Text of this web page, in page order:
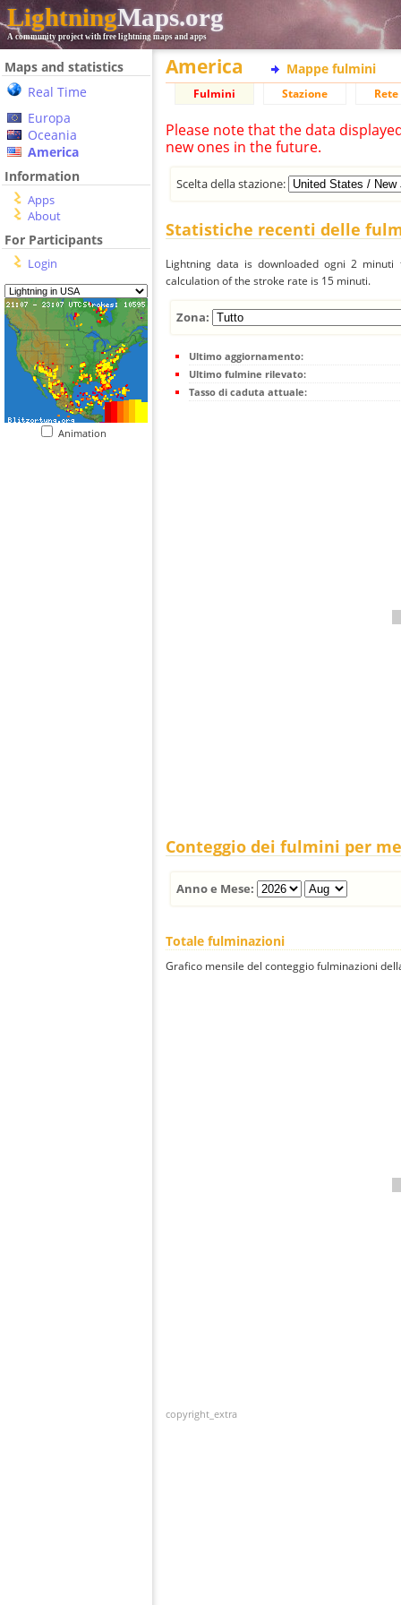
LightningMaps.org
A community project with free lightning maps and apps
Maps and statistics
Real Time
Europa
Oceania
America
Information
Apps
About
For Participants
Login
Animation
America Mappe fulmini
Fulmini Stazione
Please note that the data
new ones in the future.
Scelta della stazione:
Statistiche recenti delle
Lightning data is downloaded ogni 2
calculation of the stroke rate is 15 minuti.
Zona:
Ultimo aggiornamento:
Ultimo fulmine rilevato:
Tasso di caduta attuale:
Conteggio dei fulmini per
Anno e Mese:
Totale fulminazioni
Grafico mensile del conteggio fulminazioni
copyright_extra